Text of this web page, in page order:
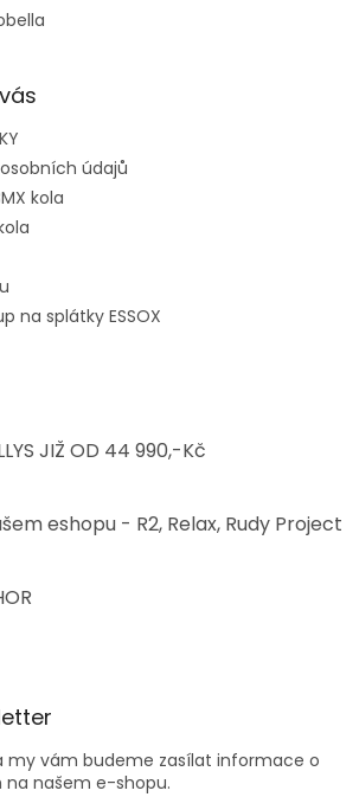
údajů
kola
na splátky ESSOX
JIŽ OD 44 990,-Kč
eshopu - R2, Relax, Rudy Project
my vám budeme zasílat informace o
našem e-shopu.